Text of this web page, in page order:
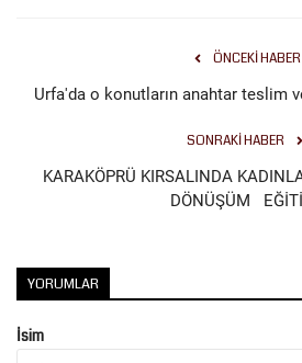
ÖNCEKI HABER
Urfa'da o konutların anahtar teslim
SONRAKI HABER
KARAKÖPRÜ KIRSALINDA
DÖNÜŞÜM
YORUMLAR
İsim